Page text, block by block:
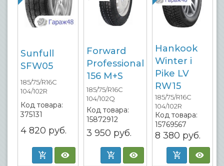
Sunfull
SFW05
185/75/R16C
104/102R
Код товара:
375131
4 820 руб.
Forward
Professional
156 M+S
185/75/R16C
104/102Q
Код товара:
15872912
3 950 руб.
Hankook
Winter i
Pike LV
RW15
185/75/R16C
104/102R
Код товара:
15769567
8 380 руб.